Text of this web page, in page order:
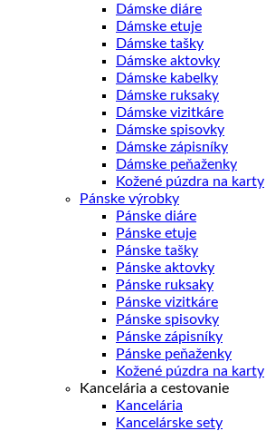
Dámske diáre
Dámske etuje
Dámske tašky
Dámske aktovky
Dámske kabelky
Dámske ruksaky
Dámske vizitkáre
Dámske spisovky
Dámske zápisníky
Dámske peňaženky
Kožené púzdra na karty
Pánske výrobky
Pánske diáre
Pánske etuje
Pánske tašky
Pánske aktovky
Pánske ruksaky
Pánske vizitkáre
Pánske spisovky
Pánske zápisníky
Pánske peňaženky
Kožené púzdra na karty
Kancelária a cestovanie
Kancelária
Kancelárske sety